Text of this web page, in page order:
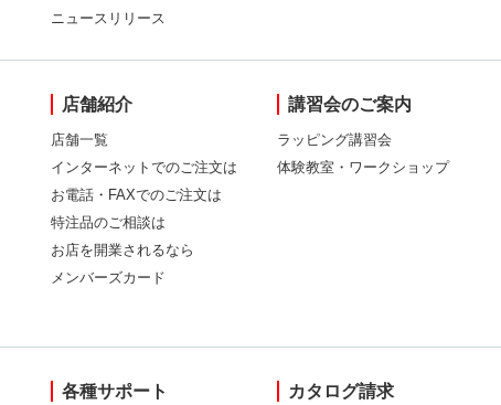
ニュースリリース
店舗紹介
店舗一覧
インターネットでのご注文は
お電話・FAXでのご注文は
特注品のご相談は
お店を開業されるなら
メンバーズカード
講習会のご案内
ラッピング講習会
体験教室・ワークショップ
各種サポート カタログ請求